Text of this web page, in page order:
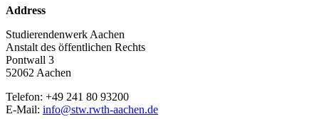
Address
Studierendenwerk Aachen
Anstalt des öffentlichen Rechts
Pontwall 3
52062 Aachen
Telefon: +49 241 80 93200
E-Mail: info@stw.rwth-aachen.de